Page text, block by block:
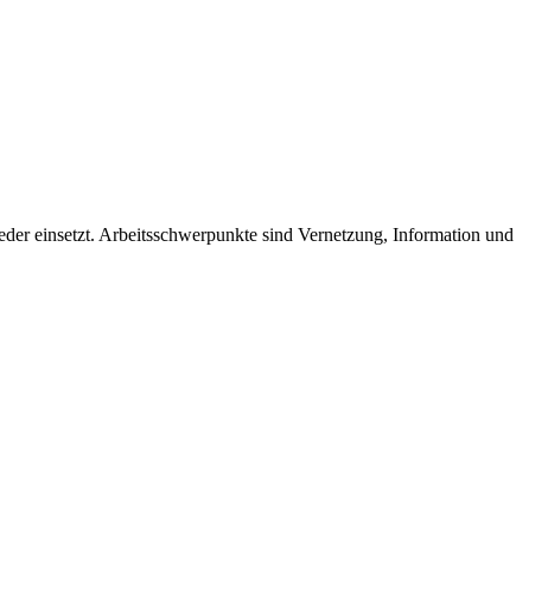
einsetzt. Arbeitsschwerpunkte sind Vernetzung, Information und